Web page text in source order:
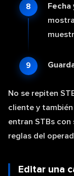
Fecha
No se repiten
cliente y
entran STBs
reglas del
Editar una